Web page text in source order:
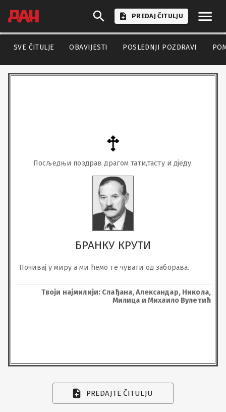
PREDAJ ČITULJU
SVE ČITULJE OBAVIJESTI POSLEDNJI POZDRAVI
Посљедњи поздрав драгом тати,тасту и д‌једу.
БРАНКУ КРУТИ
Почивај у миру а ми ћемо те чувати од заборава.
Твоји најмилији: Слађана, Александар, Никола,
Милица и Михаило Вулетић
PREDAJTE ČITULJU